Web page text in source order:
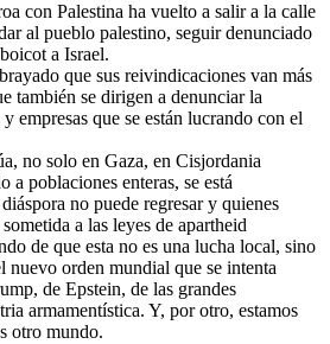
con Palestina ha vuelto a salir a la calle
al pueblo palestino, seguir denunciado
a Israel.
que sus reivindicaciones van más
también se dirigen a denunciar la
empresas que se están lucrando con el
no solo en Gaza, en Cisjordania
a poblaciones enteras, se está
no puede regresar y quienes
a las leyes de apartheid
de que esta no es una lucha local, sino
nuevo orden mundial que se intenta
de Epstein, de las grandes
armamentística. Y, por otro, estamos
otro mundo.